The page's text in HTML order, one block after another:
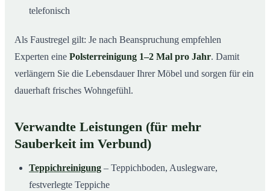
telefonisch
Als Faustregel gilt: Je nach Beanspruchung empfehlen
Experten eine Polsterreinigung 1–2 Mal pro Jahr. Damit
verlängern Sie die Lebensdauer Ihrer Möbel und sorgen für ein
dauerhaft frisches Wohngefühl.
Verwandte Leistungen (für mehr
Sauberkeit im Verbund)
Teppichreinigung – Teppichboden, Auslegware,
festverlegte Teppiche